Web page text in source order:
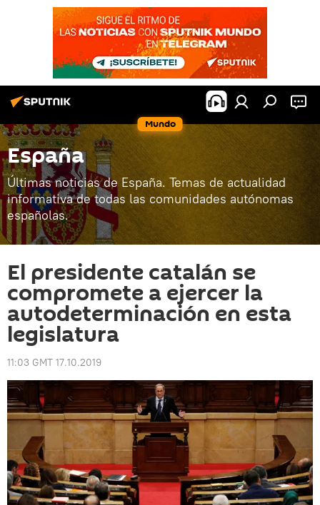
Mundo
España
Últimas noticias de España. Temas de actualidad
informativa de todas las comunidades autónomas
españolas.
El presidente catalán se
compromete a ejercer la
autodeterminación en esta
legislatura
11:03 GMT 17.10.2019